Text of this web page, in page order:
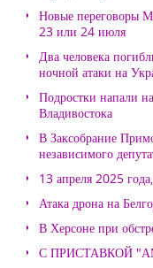
Новые переговоры
23 или 24 июля
Два человека
ночной атаки на
Подростки напали
Владивостока
В Заксобрание
независимого
13 апреля 2025
Атака дрона на
В Херсоне при
С ПРИСТАВКОЙ